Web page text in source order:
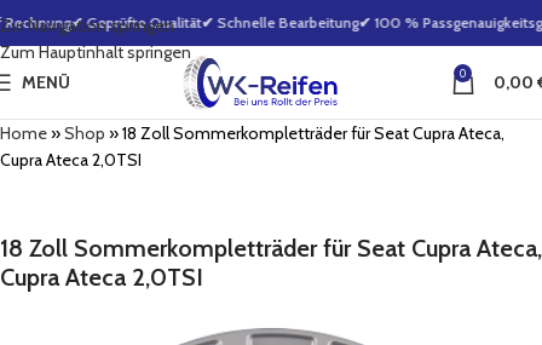
Zur Navigation springen
Zum Hauptinhalt springen
✔ Geprüfte Qualität✔ Schnelle Bearbeitung✔ 100 %
MENÜ 0 0,00
Home»Shop »18 Zoll Sommerkompletträder für Seat Cupra Ateca,
Cupra Ateca 2,0TSI
18 Zoll Sommerkompletträder für Seat Cupra Ateca,
Cupra Ateca 2,0TSI